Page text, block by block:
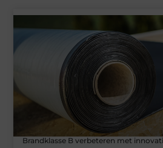
Brandklasse B verbeteren met